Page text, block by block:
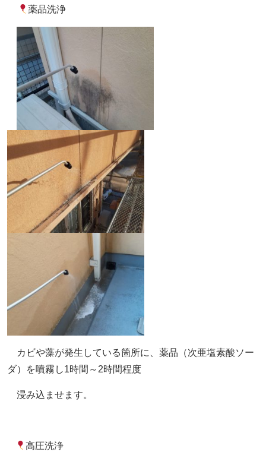
薬品洗浄
カビや藻が発生している箇所に、薬品（次亜塩素酸ソー
ダ）を噴霧し1時間～2時間程度
浸み込ませます。
高圧洗浄